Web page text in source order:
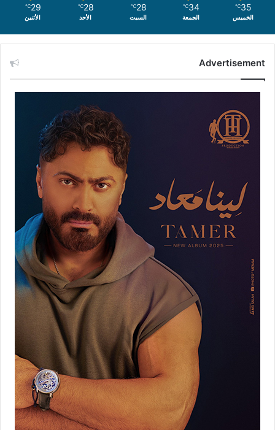
35
℃
الخميس
34
℃
الجمعة
28
℃
السبت
28
℃
الأحد
29
℃
الأثنين
Advertisement